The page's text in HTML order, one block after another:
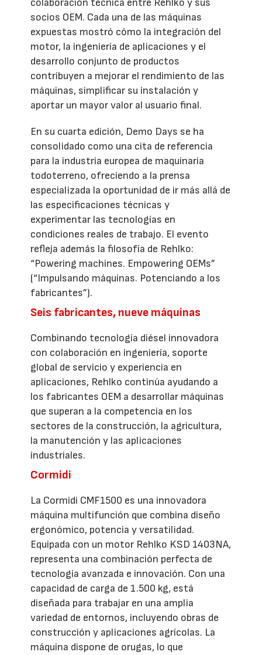
colaboración técnica entre Rehlko y sus
socios OEM. Cada una de las máquinas
expuestas mostró cómo la integración del
motor, la ingeniería de aplicaciones y el
desarrollo conjunto de productos
contribuyen a mejorar el rendimiento de las
máquinas, simplificar su instalación y
aportar un mayor valor al usuario final.
En su cuarta edición, Demo Days se ha
consolidado como una cita de referencia
para la industria europea de maquinaria
todoterreno, ofreciendo a la prensa
especializada la oportunidad de ir más allá de
las especificaciones técnicas y
experimentar las tecnologías en
condiciones reales de trabajo. El evento
refleja además la filosofía de Rehlko:
“Powering machines. Empowering OEMs”
(“Impulsando máquinas. Potenciando a los
fabricantes”).
Seis fabricantes, nueve máquinas
Combinando tecnología diésel innovadora
con colaboración en ingeniería, soporte
global de servicio y experiencia en
aplicaciones, Rehlko continúa ayudando a
los fabricantes OEM a desarrollar máquinas
que superan a la competencia en los
sectores de la construcción, la agricultura,
la manutención y las aplicaciones
industriales.
Cormidi
La Cormidi CMF1500 es una innovadora
máquina multifunción que combina diseño
ergonómico, potencia y versatilidad.
Equipada con un motor Rehlko KSD 1403NA,
representa una combinación perfecta de
tecnología avanzada e innovación. Con una
capacidad de carga de 1.500 kg, está
diseñada para trabajar en una amplia
variedad de entornos, incluyendo obras de
construcción y aplicaciones agrícolas. La
máquina dispone de orugas, lo que